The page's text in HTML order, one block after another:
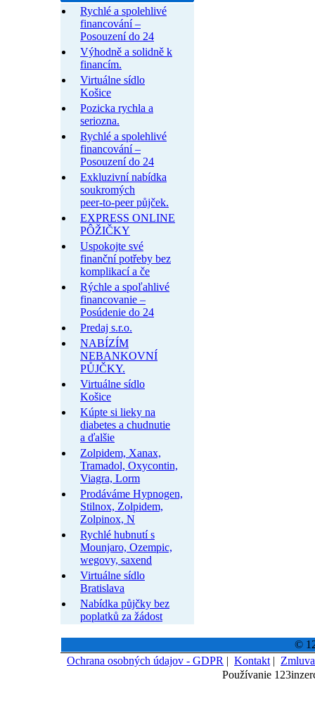
Rychlé a spolehlivé
financování –
Posouzení do 24
Výhodně a solidně k
financím.
Virtuálne sídlo
Košice
Pozicka rychla a
seriozna.
Rychlé a spolehlivé
financování –
Posouzení do 24
Exkluzivní nabídka
soukromých
peer-to-peer půjček.
EXPRESS ONLINE
PÔŽIČKY
Uspokojte své
finanční potřeby bez
komplikací a če
Rýchle a spoľahlivé
financovanie –
Posúdenie do 24
Predaj s.r.o.
NABÍZÍM
NEBANKOVNÍ
PŮJČKY.
Virtuálne sídlo
Košice
Kúpte si lieky na
diabetes a chudnutie
a ďalšie
Zolpidem, Xanax,
Tramadol, Oxycontin,
Viagra, Lorm
Prodáváme Hypnogen,
Stilnox, Zolpidem,
Zolpinox, N
Rychlé hubnutí s
Mounjaro, Ozempic,
wegovy, saxend
Virtuálne sídlo
Bratislava
Nabídka půjčky bez
poplatků za žádost
©
Ochrana osobných údajov - GDPR | Kontakt | Zmluva
Používanie